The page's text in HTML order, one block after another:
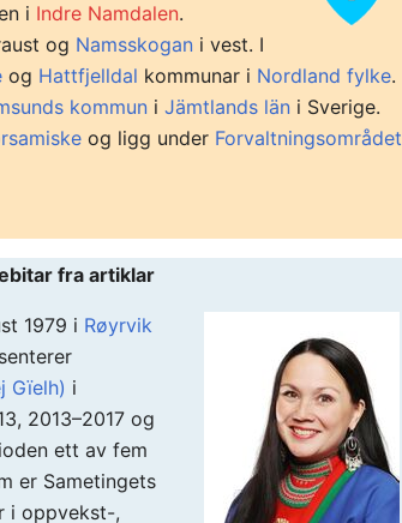
i Indre Namdalen.
og Namsskogan i vest. I
og Hattfjelldal kommunar i Nordland fylke.
kommun iJämtlands län i Sverige.
og ligg under Forvaltningsområdet
fra artiklar
1979 i Røyrvik
Gïelh) i
2013–2017 og
ett av fem
er Sametingets
i oppvekst-,